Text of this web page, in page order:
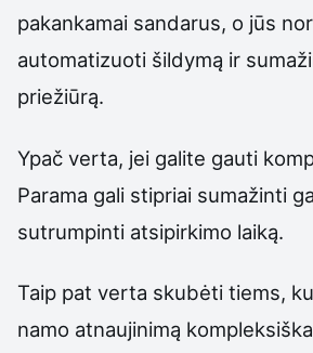
pakankamai sandarus, o jūs
automatizuoti šildymą ir
priežiūrą.
Ypač verta, jei galite gauti
Parama gali stipriai sumažinti
sutrumpinti atsipirkimo laiką.
Taip pat verta skubėti tiems,
namo atnaujinimą